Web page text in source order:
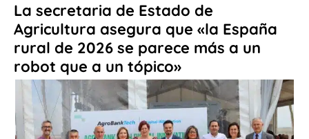
La secretaria de Estado de
Agricultura asegura que «la España
rural de 2026 se parece más a un
robot que a un tópico»